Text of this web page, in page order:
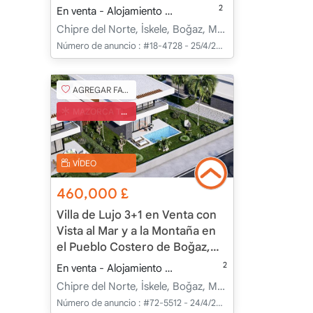
Costero de Boğaz
En venta - Alojamiento 2
Chipre del Norte, İskele, Boğaz, Merkez - Merkez
Número de anuncio : #18-4728 - 25/4/2025
AGREGAR FAVORITO
MAZORCA TURCA
VÍDEO
460,000 £
Villa de Lujo 3+1 en Venta con
Vista al Mar y a la Montaña en
el Pueblo Costero de Boğaz,
Chipre del Norte
En venta - Alojamiento 2
Chipre del Norte, İskele, Boğaz, Merkez - Merkez
Número de anuncio : #72-5512 - 24/4/2025